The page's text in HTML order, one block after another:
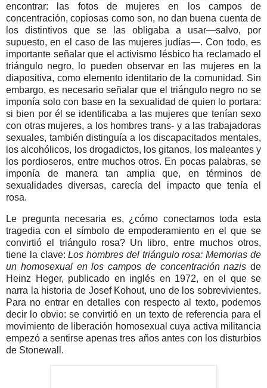
encontrar: las fotos de mujeres en los campos de
concentración, copiosas como son, no dan buena cuenta de
los distintivos que se las obligaba a usar—salvo, por
supuesto, en el caso de las mujeres judías—. Con todo, es
importante señalar que el activismo lésbico ha reclamado el
triángulo negro, lo pueden observar en las mujeres en la
diapositiva, como elemento identitario de la comunidad. Sin
embargo, es necesario señalar que el triángulo negro no se
imponía solo con base en la sexualidad de quien lo portara:
si bien por él se identificaba a las mujeres que tenían sexo
con otras mujeres, a los hombres trans- y a las trabajadoras
sexuales, también distinguía a los discapacitados mentales,
los alcohólicos, los drogadictos, los gitanos, los maleantes y
los pordioseros, entre muchos otros. En pocas palabras, se
imponía de manera tan amplia que, en términos de
sexualidades diversas, carecía del impacto que tenía el
rosa.
Le pregunta necesaria es, ¿cómo conectamos toda esta
tragedia con el símbolo de empoderamiento en el que se
convirtió el triángulo rosa? Un libro, entre muchos otros,
tiene la clave:Los hombres del triángulo rosa: Memorias de
un homosexual en los campos de concentración nazis de
Heinz Heger, publicado en inglés en 1972, en el que se
narra la historia de Josef Kohout, uno de los sobrevivientes.
Para no entrar en detalles con respecto al texto, podemos
decir lo obvio: se convirtió en un texto de referencia para el
movimiento de liberación homosexual cuya activa militancia
empezó a sentirse apenas tres años antes con los disturbios
de Stonewall.